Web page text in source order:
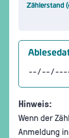
Zählerstand
Hinweis:
Wenn der
Anmeldung